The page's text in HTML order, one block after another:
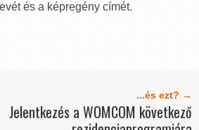
és a képregény címét.
...és ezt? →
Jelentkezés a WOMCOM következő